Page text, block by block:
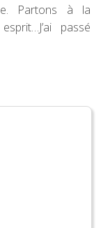
Partons à la
passé